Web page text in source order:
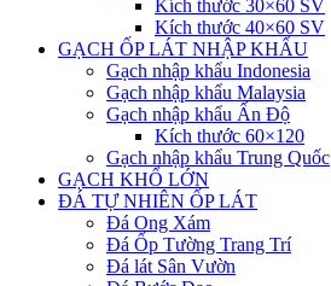
Kích thước 30×60 SV
Kích thước 40×60 SV
GẠCH ỐP LÁT NHẬP KHẨU
Gạch nhập khẩu Indonesia
Gạch nhập khẩu Malaysia
Gạch nhập khẩu Ấn Độ
Kích thước 60×120
Gạch nhập khẩu Trung Quốc
GẠCH KHỔ LỚN
ĐÁ TỰ NHIÊN ỐP LÁT
Đá Ong Xám
Đá Ốp Tường Trang Trí
Đá lát Sân Vườn